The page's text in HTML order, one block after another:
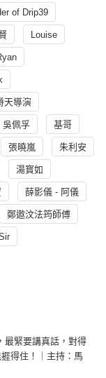
of Drip39
Louise
天導演
吳佩孚 基哥
張曉嵐 朱利安
湯寳如
薛影儀 - 阿儀
鄭遨汶法筠師傅
最緊要講真話，對得
得住！｜主持：馬